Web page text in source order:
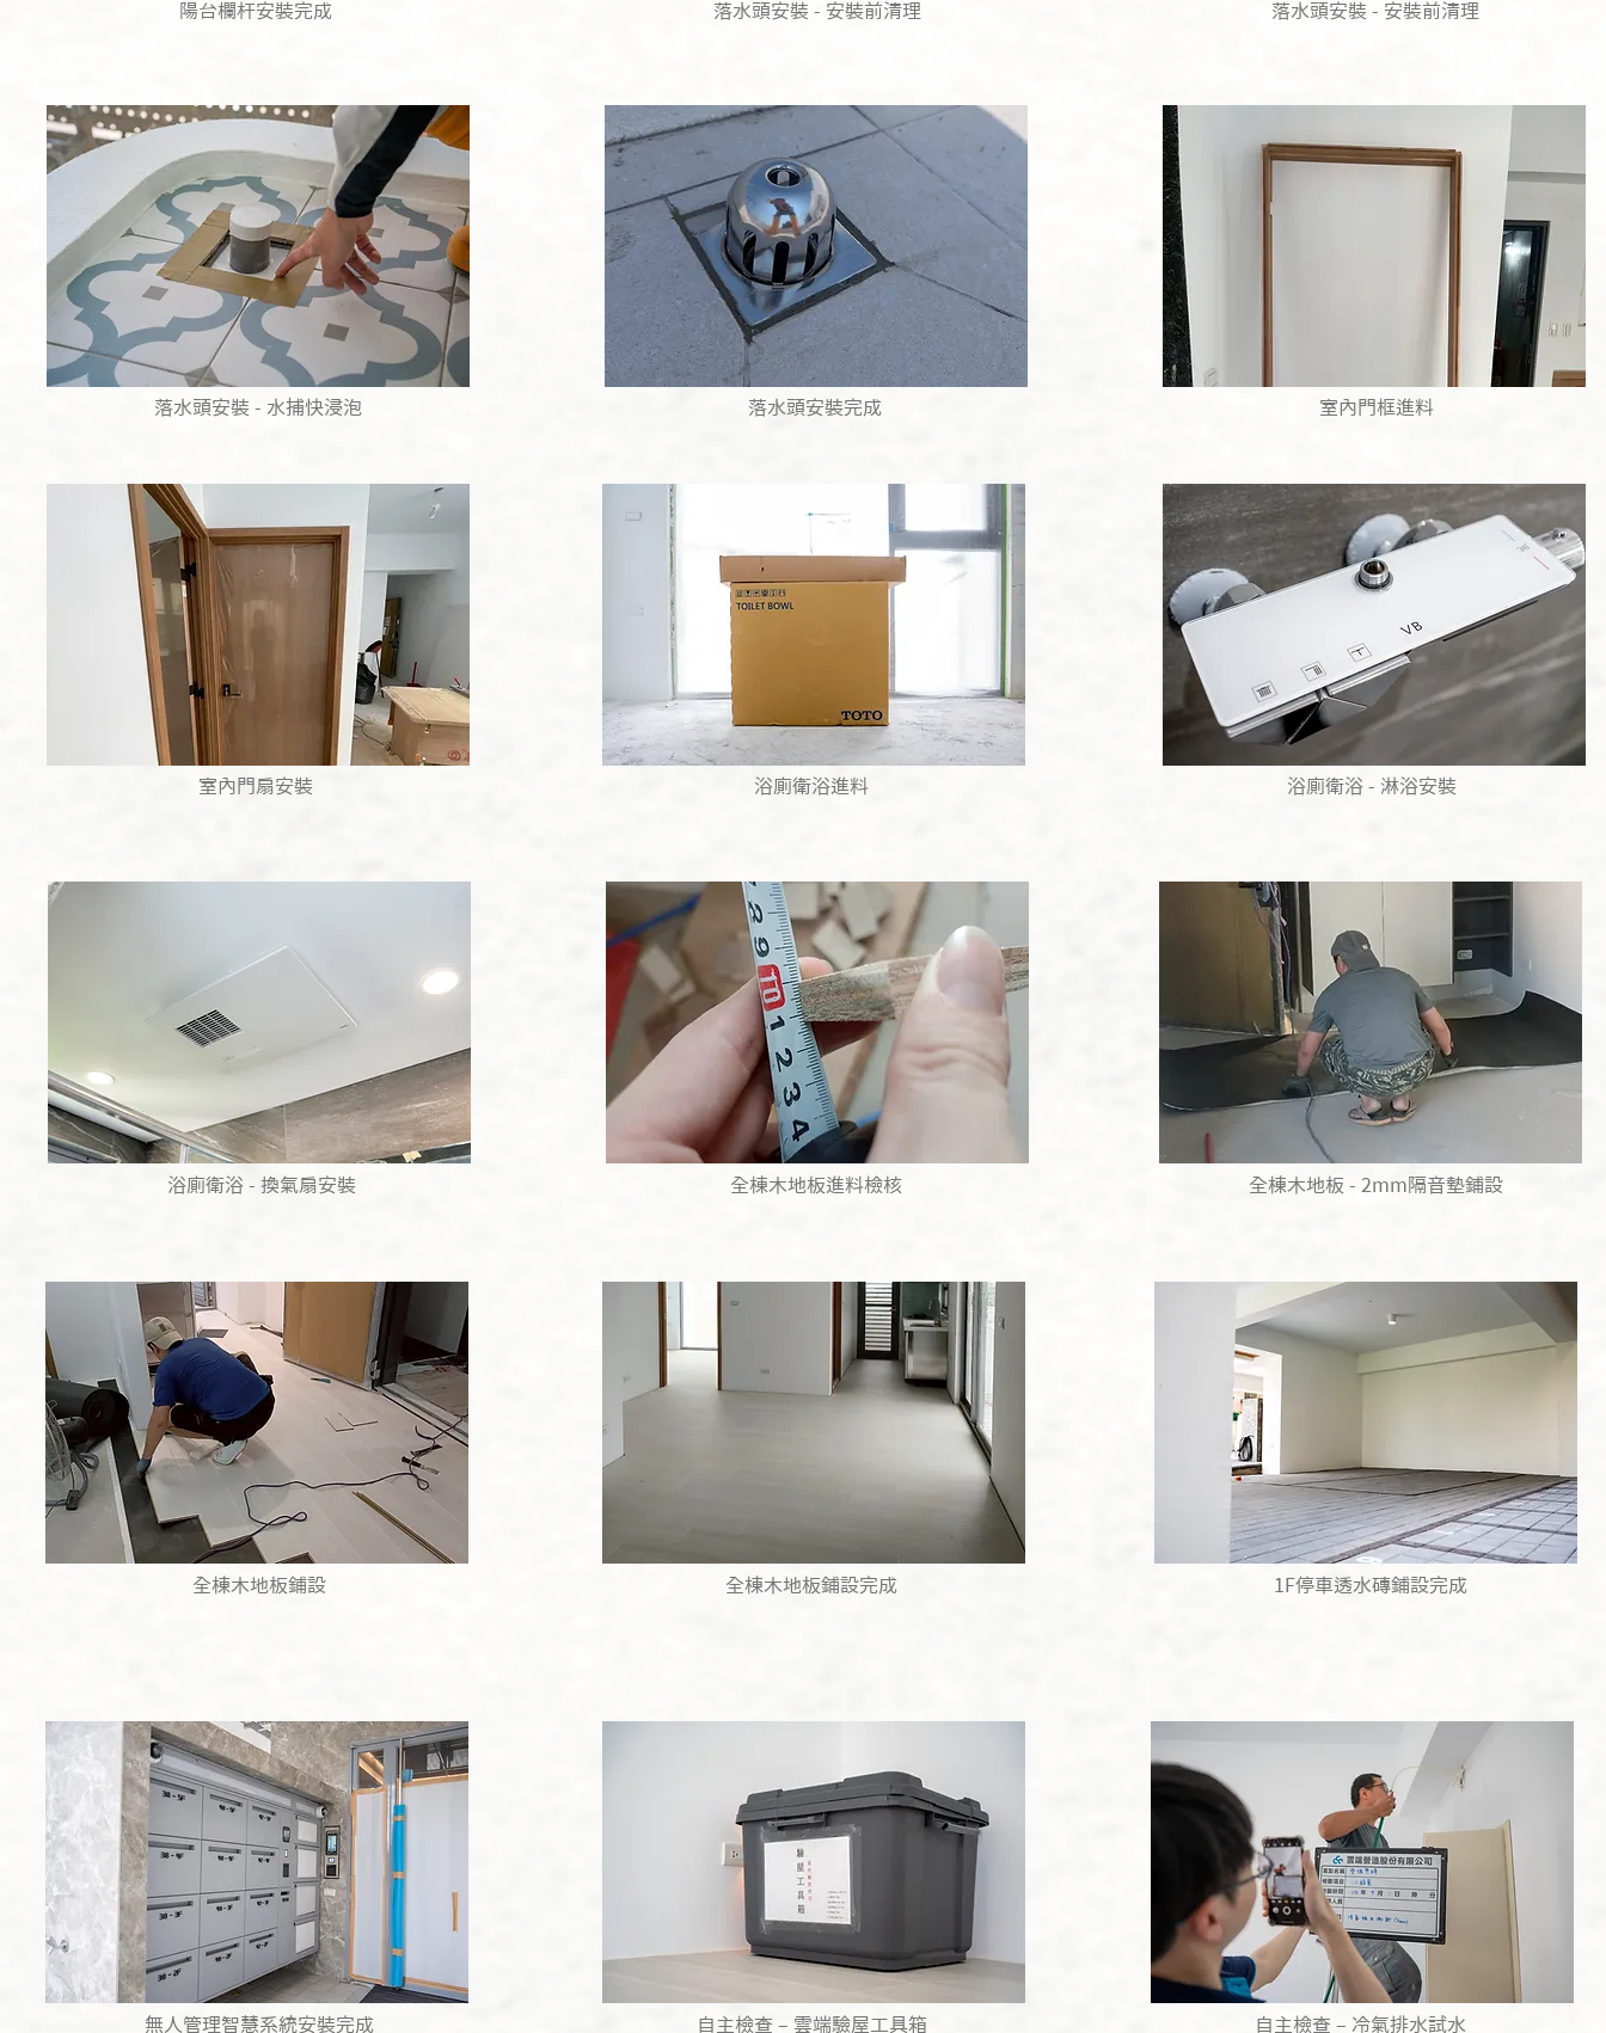
陽台欄杆安裝完成 落水頭安裝 - 安裝前清理 落水頭安裝 - 安裝前清理
落水頭安裝 - 水捕快浸泡
室內門扇安裝
​落水頭安裝完成
​浴廁衛浴進料
室內門框進料
​浴廁衛浴 - 淋浴安裝
​浴廁衛浴 - 換氣扇安裝 全棟木地板進料檢核 全棟木地板 - 2mm隔音墊鋪設
全棟木地板鋪設 全棟木地板鋪設完成 1F停車透水磚鋪設完成
無人管理智慧系統安裝完成 自主檢查 – 雲端驗屋工具箱 自主檢查 – 冷氣排水試水